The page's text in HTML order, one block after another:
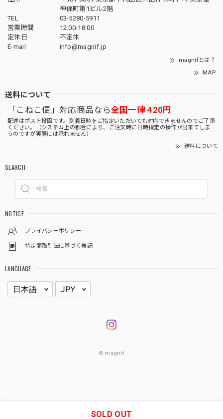
神保町第1ビル2階
TEL
03-5280-5911
営業時間
12:00-18:00
定休日
不定休
E-mail
info@magnif.jp
magnifとは？
MAP
送料について
「こねこ便」対応商品なら全国一律 420円
配達はポスト投函です。到着日時をご指定いただいても対応できませんのでご了承
ください。（システム上の都合により、ご注文時に日時指定の操作が出来てしま
うのですが実際には承れません）
送料について
SEARCH
NOTICE
プライバシーポリシー
特定商取引法に基づく表記
LANGUAGE
© magnif
SOLD OUT